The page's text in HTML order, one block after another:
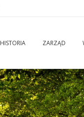
HISTORIA ZARZĄD